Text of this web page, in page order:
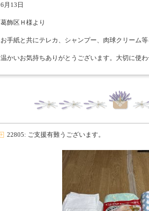
6月13日
葛飾区Ｈ様より
お手紙と共にテレカ、シャンプー、肉球クリーム等
温かいお気持ちありがとうございます。大切に使わ
22805: ご支援有難うございます。